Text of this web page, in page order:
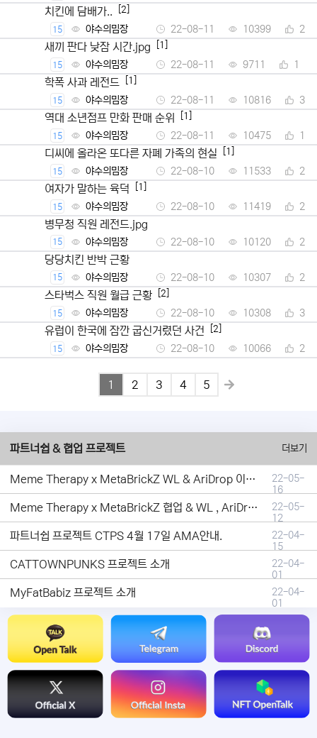
치킨에 담배가.. [2]
15 야수의밈장 22-08-11 10399 2
새끼 판다 낮잠 시간.jpg [1]
15 야수의밈장 22-08-11 9711 1
학폭 사과 레전드 [1]
15 야수의밈장 22-08-11 10816 3
역대 소년점프 만화 판매 순위 [1]
15 야수의밈장 22-08-11 10475 1
디씨에 올라온 또다른 자폐 가족의 현실 [1]
15 야수의밈장 22-08-10 11533 2
여자가 말하는 육덕 [1]
15 야수의밈장 22-08-10 11419 2
병무청 직원 레전드.jpg
15 야수의밈장 22-08-10 10120 2
당당치킨 반박 근황
15 야수의밈장 22-08-10 10307 2
스타벅스 직원 월급 근황 [2]
15 야수의밈장 22-08-10 10308 3
유럽이 한국에 잠깐 굽신거렸던 사건 [2]
15 야수의밈장 22-08-10 10066 2
1 2 3 4 5
파트너쉽 & 협업 프로젝트 더보기
Meme Therapy x MetaBrickZ WL & AriDrop 이벤트 결과안내!
22-05-
16
Meme Therapy x MetaBrickZ 협업 & WL , AriDrop 이벤트 안내
22-05-
12
파트너쉽 프로젝트 CTPS 4월 17일 AMA안내.
22-04-
15
CATTOWNPUNKS 프로젝트 소개
22-04-
01
MyFatBabiz 프로젝트 소개
22-04-
01